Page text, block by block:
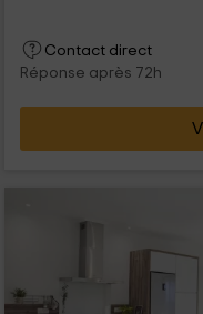
Contact direct
Réponse après 72h